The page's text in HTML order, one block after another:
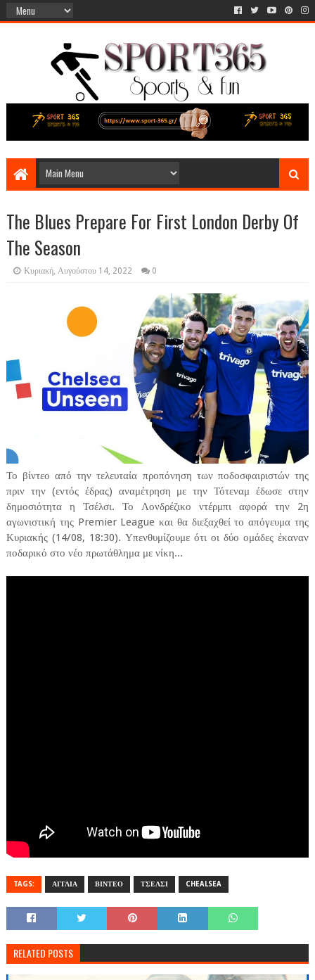
The Blues Prepare For First London Derby Of
The Season
Κυριακή, Αυγούστου 14, 2022 0
Το βίντεο από την τελευταία προπόνηση των ποδοσφαιριστών της
πριν την (εντός έδρας) αναμέτρηση με την Τότεναμ έδωσε στην
δημοσιότητα η Τσέλσι. Το Λονδρέζικο ντέρμπι αφορά την 2η
αγωνιστική της Premier League και θα διεξαχθεί το απόγευμα της
Κυριακής (14/08, 18:30). Υπενθυμίζουμε ότι οι δύο ομάδες έκαναν
ποδαρικό στο νέο πρωτάθλημα με νίκη...
TAGS: ΑΓΓΛΙΑ ΒΙΝΤΕΟ ΤΣΕΛΣΙ CHEALSEA
RELATED POSTS